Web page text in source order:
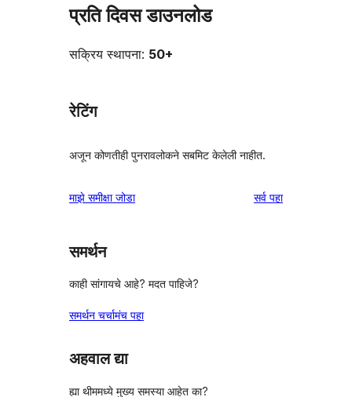
प्रति दिवस डाउनलोड
सक्रिय स्थापना: 50+
रेटिंग
अजून कोणतीही पुनरावलोकने सबमिट केलेली नाहीत.
माझे समीक्षा जोडा सर्वपुनरावलोकने
पहा
समर्थन
काही सांगायचे आहे? मदत पाहिजे?
समर्थन चर्चामंच पहा
अहवाल द्या
ह्या थीममध्ये मुख्य समस्या आहेत का?